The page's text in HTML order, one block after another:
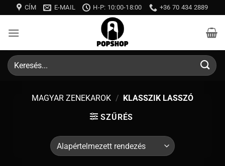
to
content
CÍM E-MAIL H-P: 10:00-18:00 +36 70 434 2889
Keresés
a
MAGYAR ZENEKAROK / KLASSZIK LASSZÓ
SZŰRÉS